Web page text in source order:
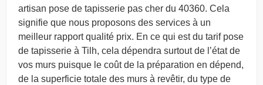
artisan pose de tapisserie pas cher du 40360. Cela
signifie que nous proposons des services à un
meilleur rapport qualité prix. En ce qui est du tarif pose
de tapisserie à Tilh, cela dépendra surtout de l’état de
vos murs puisque le coût de la préparation en dépend,
de la superficie totale des murs à revêtir, du type de